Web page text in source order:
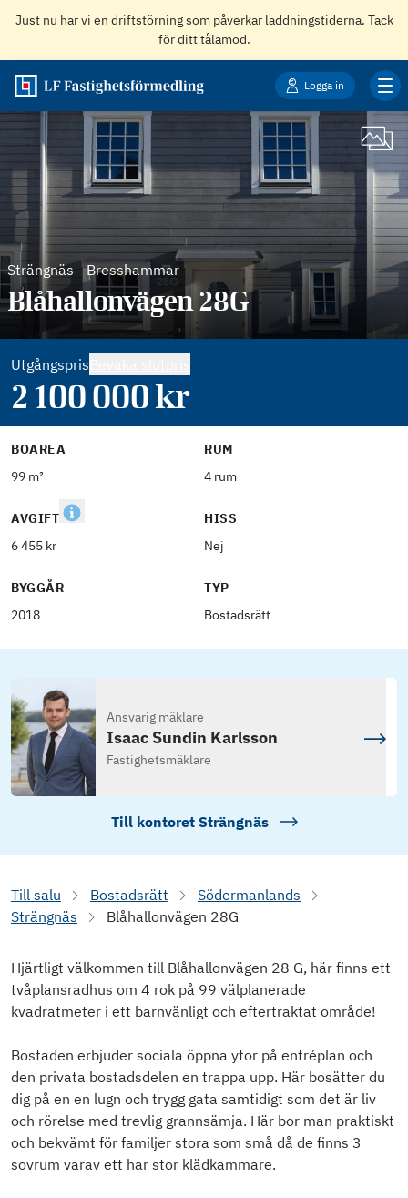
Just nu har vi en driftstörning som påverkar laddningstiderna. Tack
för ditt tålamod.
Logga in
Strängnäs -Bresshammar
Blåhallonvägen 28G
Utgångspris
2 100 000kr
BOAREA
99 m²
RUM
4 rum
AVGIFT
6 455 kr
HISS
Nej
BYGGÅR
2018
TYP
Bostadsrätt
Ansvarig mäklare
Isaac Sundin Karlsson
Fastighetsmäklare
Till kontoret Strängnäs
Till salu Bostadsrätt
Södermanlands
Strängnäs
Blåhallonvägen 28G
Hjärtligt välkommen till Blåhallonvägen 28 G, här finns ett
tvåplansradhus om 4 rok på 99 välplanerade
kvadratmeter i ett barnvänligt och eftertraktat område!
Bostaden erbjuder sociala öppna ytor på entréplan och
den privata bostadsdelen en trappa upp. Här bosätter du
dig på en en lugn och trygg gata samtidigt som det är liv
och rörelse med trevlig grannsämja. Här bor man praktiskt
och bekvämt för familjer stora som små då de finns 3
sovrum varav ett har stor klädkammare.